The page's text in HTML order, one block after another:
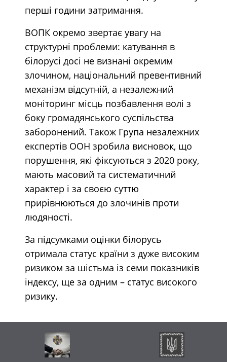
перші години затримання.
ВОПК окремо звертає увагу на
структурні проблеми: катування в
білорусі досі не визнані окремим
злочином, національний превентивний
механізм відсутній, а незалежний
моніторинг місць позбавлення волі з
боку громадянського суспільства
заборонений. Також Група незалежних
експертів ООН зробила висновок, що
порушення, які фіксуються з 2020 року,
мають масовий та систематичний
характер і за своєю суттю
прирівнюються до злочинів проти
людяності.
За підсумками оцінки білорусь
отримала статус країни з дуже високим
ризиком за шістьма із семи показників
індексу, ще за одним – статус високого
ризику.